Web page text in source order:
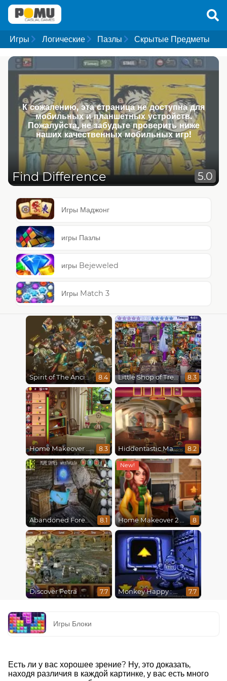
Игры Логические Пазлы Скрытые Предметы
К сожалению, эта страница не доступна для
мобильных и планшетных устройств.
Пожалуйста, не забудьте проверить ниже
наших качественных мобильных игр!
Find Difference 5.0
Игры Маджонг
игры Пазлы
игры Bejeweled
Игры Match 3
Spirit of The Ancient Forest 8.4 Little Shop of Treasures 8.3
Home Makeover Hidden Object 8.3 Hiddentastic Mansion 8.2
Abandoned Forest House 8.1 Home Makeover 2 Hidden Object 8
Discover Petra 7.7 Monkey Happy : Stage 0112 7.7
Игры Блоки
Есть ли у вас хорошее зрение? Ну, это доказать,
находя различия в каждой картинке, у вас есть много